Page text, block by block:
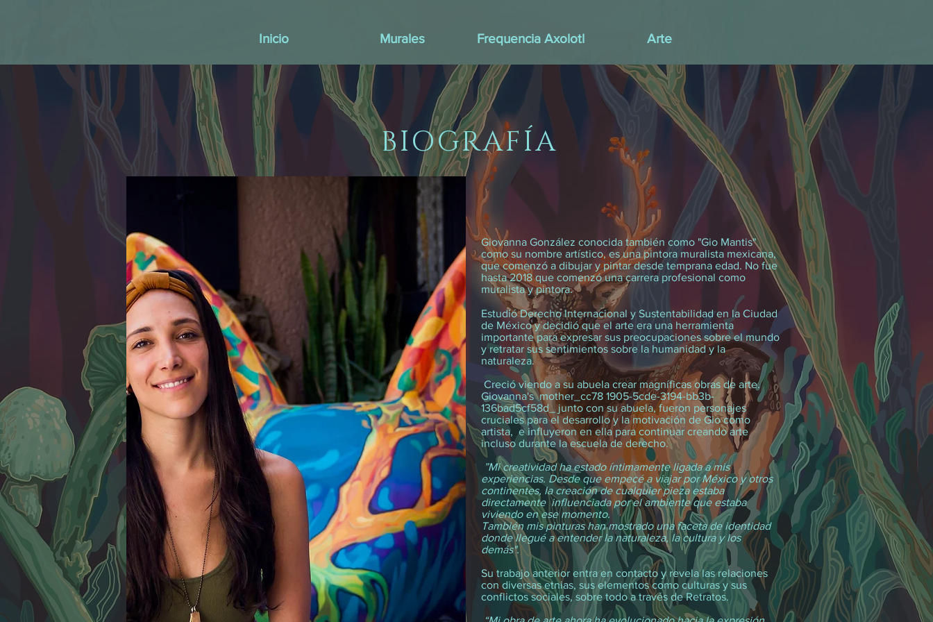
Inicio Murales Frequencia Axolotl Arte
BIOGRAFÍA
Giovanna González conocida también como "Gio Mantis"
como su nombre artístico, es una pintora muralista mexicana,
que comenzó a dibujar y pintar desde temprana edad. No fue
hasta 2018 que comenzó una carrera profesional como
muralista y pintora.
Estudió Derecho Internacional y Sustentabilidad en la Ciudad
de México y decidió que el arte era una herramienta
importante para expresar sus preocupaciones sobre el mundo
y retratar sus sentimientos sobre la humanidad y la
naturaleza.
Creció viendo a su abuela crear magníficas obras de arte.
Giovanna's mother_cc78 1905-5cde-3194-bb3b-
136bad5cf58d_ junto con su abuela, fueron personajes
cruciales para el desarrollo y la motivación de Gio como
artista, e influyeron en ella para continuar creando arte
incluso durante la escuela de derecho.
”Mi creatividad ha estado íntimamente ligada a mis
experiencias. Desde que empecé a viajar por México y otros
continentes, la creación de cualquier pieza estaba
directamente influenciada por el ambiente que estaba
viviendo en ese momento.
También mis pinturas han mostrado una faceta de identidad
donde llegué a entender la naturaleza, la cultura y los
demás".
Su trabajo anterior entra en contacto y revela las relaciones
con diversas etnias, sus elementos como culturas y sus
conflictos sociales, sobre todo a través de Retratos.